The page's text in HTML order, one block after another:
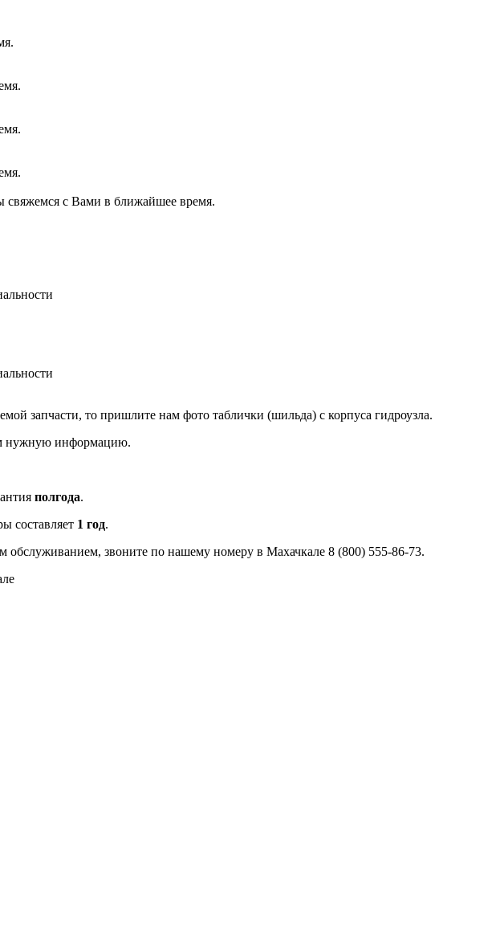
с Вами в ближайшее время.
запчасти, то пришлите нам фото таблички (шильда) с корпуса гидроузла.
нужную информацию.
полгода.
составляет 1 год.
обслуживанием, звоните по нашему номеру в Махачкале 8 (800) 555-86-73.